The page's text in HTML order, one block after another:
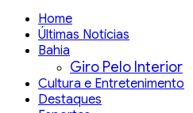
Home
Últimas Notícias
Bahia
Giro Pelo Interior
Cultura e Entretenimento
Destaques